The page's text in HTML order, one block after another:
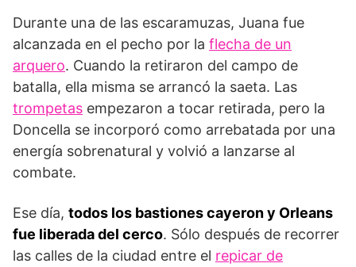
Durante una de las escaramuzas, Juana fue
alcanzada en el pecho por la flecha de un
arquero. Cuando la retiraron del campo de
batalla, ella misma se arrancó la saeta. Las
trompetas empezaron a tocar retirada, pero la
Doncella se incorporó como arrebatada por una
energía sobrenatural y volvió a lanzarse al
combate.
Ese día, todos los bastiones cayeron y Orleans
fue liberada del cerco. Sólo después de recorrer
las calles de la ciudad entre el repicar de